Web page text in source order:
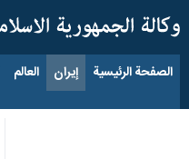
الصفحة الرئيسية إيران العالم